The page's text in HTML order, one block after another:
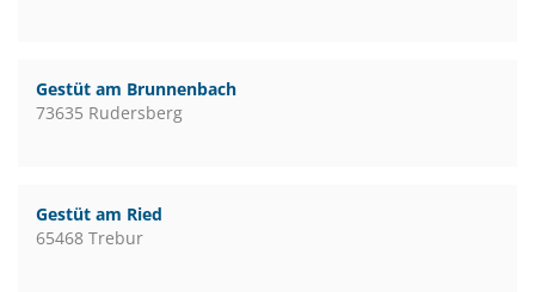
Gestüt am Brunnenbach
73635 Rudersberg
Gestüt am Ried
65468 Trebur